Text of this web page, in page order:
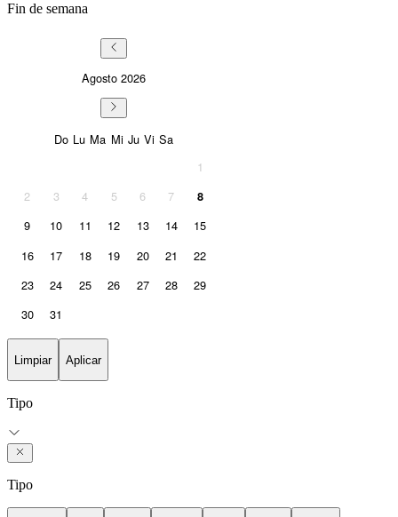
Fin de semana
Agosto 2026
Sunday
Do Monday
Lu Tuesday
Ma Wednesday
Mi Thursday
Ju Friday
Vi Saturday
Sa
1
2
3 4 5 6 7 8
9 10 11 12 13 14
15
16
17 18 19 20 21
22
23
24 25 26 27 28
29
30
31
Limpiar Aplicar
Tipo
Tipo